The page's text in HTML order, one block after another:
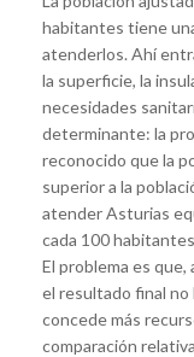
habitantes tiene
atenderlos. Ahí
la superficie, la
necesidades
determinante: la
reconocido que la
superior a la
atender Asturias
cada 100
El problema es
el resultado final no
concede más
comparación